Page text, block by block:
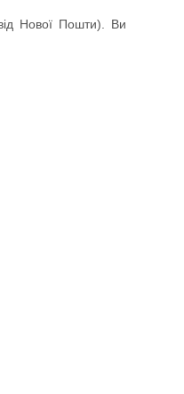
Нової Пошти). Ви